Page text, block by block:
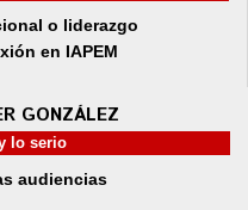
o liderazgo
en IAPEM
GONZÁLEZ
lo serio
audiencias